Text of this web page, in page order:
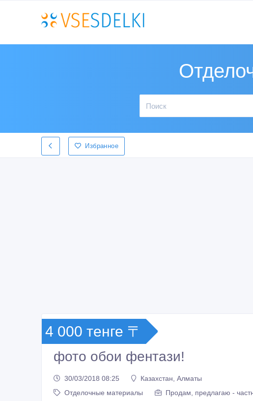
Избранное
4 000 тенге 〒
фото обои фентази!
30/03/2018 08:25
Казахстан, Алматы
Отделочные материалы
Продам, предлагаю -